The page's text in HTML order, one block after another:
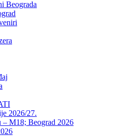
Beograda
2026/27.
– M18; Beograd 2026